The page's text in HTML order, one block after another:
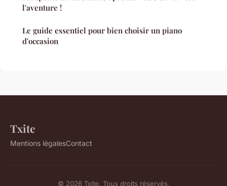
l'aventure !
Le guide essentiel pour bien choisir un piano
d'occasion
Txite
Mentions légalesContact
© 2026 Txite. Tous droits réservés.